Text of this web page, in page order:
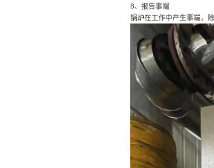
8、报告事端
锅炉在工作中产生事端，